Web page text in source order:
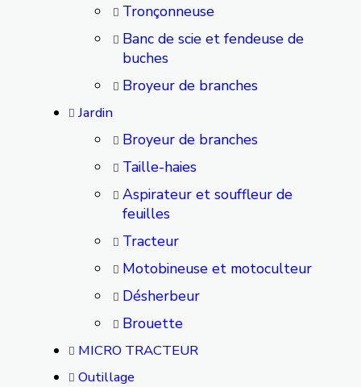
Tronçonneuse
Banc de scie et fendeuse de
buches
Broyeur de branches
Jardin
Broyeur de branches
Taille-haies
Aspirateur et souffleur de
feuilles
Tracteur
Motobineuse et motoculteur
Désherbeur
Brouette
MICRO TRACTEUR
Outillage